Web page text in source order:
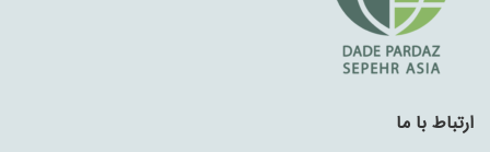
ارتباط با ما